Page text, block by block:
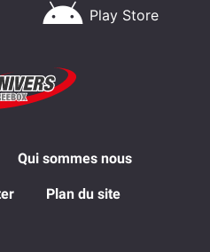
Play Store
Qui sommes nous
Plan du site